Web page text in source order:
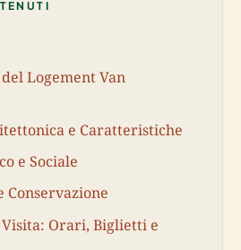
Logement Van
e Caratteristiche
e Sociale
Conservazione
Orari, Biglietti e